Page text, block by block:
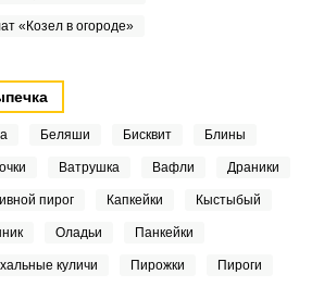
«Козел в огороде»
Беляши Бисквит Блины
Ватрушка Вафли Драники
пирог Капкейки Кыстыбый
Оладьи Панкейки
куличи Пирожки Пироги